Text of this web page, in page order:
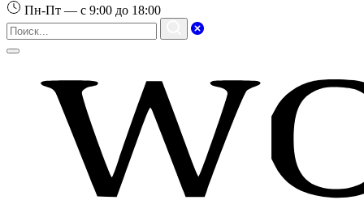
Пн-Пт — с 9:00 до 18:00